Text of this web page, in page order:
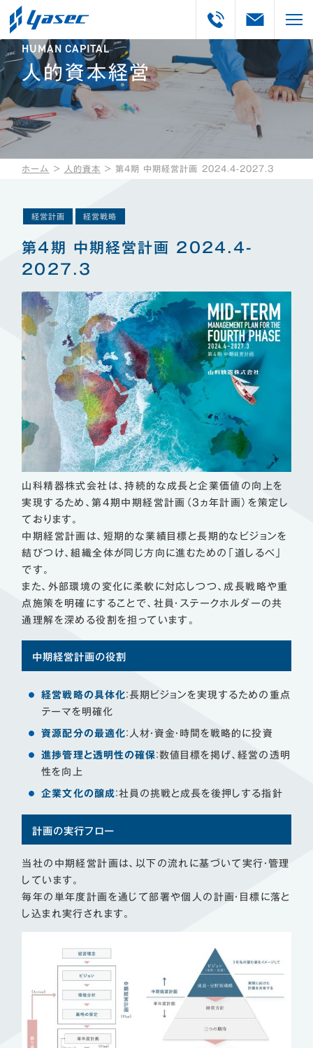
HUMAN CAPITAL
人的資本経営
ホーム ＞ 人的資本 ＞第4期 中期経営計画 2024.4-2027.3
経営計画 経営戦略
第4期 中期経営計画 2024.4-
2027.3
山科精器株式会社は、持続的な成長と企業価値の向上を
実現するため、第4期中期経営計画（3ヵ年計画）を策定し
ております。
中期経営計画は、短期的な業績目標と長期的なビジョンを
結びつけ、組織全体が同じ方向に進むための「道しるべ」
です。
また、外部環境の変化に柔軟に対応しつつ、成長戦略や重
点施策を明確にすることで、社員・ステークホルダーの共
通理解を深める役割を担っています。
中期経営計画の役割
経営戦略の具体化：長期ビジョンを実現するための重点
テーマを明確化
資源配分の最適化：人材・資金・時間を戦略的に投資
進捗管理と透明性の確保：数値目標を掲げ、経営の透明
性を向上
企業文化の醸成：社員の挑戦と成長を後押しする指針
計画の実行フロー
当社の中期経営計画は、以下の流れに基づいて実行・管理
しています。
毎年の単年度計画を通じて部署や個人の計画・目標に落と
し込まれ実行されます。